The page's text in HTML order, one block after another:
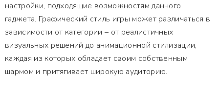
настройки, подходящие возможностям данного
гаджета. Графический стиль игры может различаться в
зависимости от категории – от реалистичных
визуальных решений до анимационной стилизации,
каждая из которых обладает своим собственным
шармом и притягивает широкую аудиторию.